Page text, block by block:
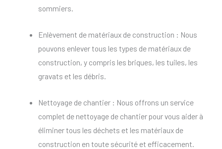
sommiers.
Enlèvement de matériaux de construction : Nous
pouvons enlever tous les types de matériaux de
construction, y compris les briques, les tuiles, les
gravats et les débris.
Nettoyage de chantier : Nous offrons un service
complet de nettoyage de chantier pour vous aider à
éliminer tous les déchets et les matériaux de
construction en toute sécurité et efficacement.